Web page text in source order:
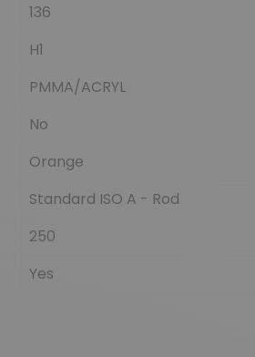
136
H1
PMMA/ACRYL
No
Orange
Standard ISO A - Rod
250
Yes